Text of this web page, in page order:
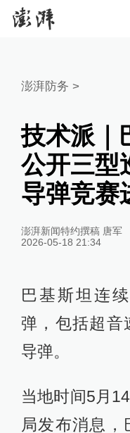
澎湃防务 >
技术派｜
公开三型
导弹竞赛
澎湃新闻特约撰稿 唐军
2026-05-18 21:34
巴基斯坦连
弹，包括超音
导弹。
当地时间5月
局发布消息，